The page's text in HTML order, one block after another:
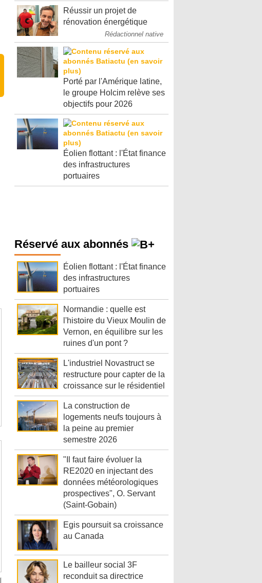
Réussir un projet de
rénovation énergétique
Rédactionnel native
Porté par l'Amérique latine,
le groupe Holcim relève ses
objectifs pour 2026
Éolien flottant : l'État finance
des infrastructures
portuaires
Réservé aux abonnés
Éolien flottant : l'État finance
des infrastructures
portuaires
Normandie : quelle est
l'histoire du Vieux Moulin de
Vernon, en équilibre sur les
ruines d'un pont ?
L'industriel Novastruct se
restructure pour capter de la
croissance sur le résidentiel
La construction de
logements neufs toujours à
la peine au premier
semestre 2026
"Il faut faire évoluer la
RE2020 en injectant des
données météorologiques
prospectives", O. Servant
(Saint-Gobain)
Egis poursuit sa croissance
au Canada
Le bailleur social 3F
reconduit sa directrice